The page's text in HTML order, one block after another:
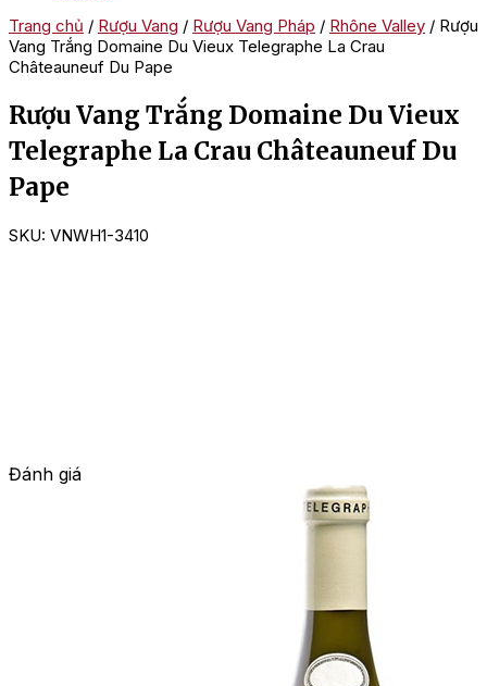
Trang chủ / Rượu Vang / Rượu Vang Pháp / Rhône Valley / Rượu
Vang Trắng Domaine Du Vieux Telegraphe La Crau
Châteauneuf Du Pape
Rượu Vang Trắng Domaine Du Vieux
Telegraphe La Crau Châteauneuf Du
Pape
SKU: VNWH1-3410
Đánh giá